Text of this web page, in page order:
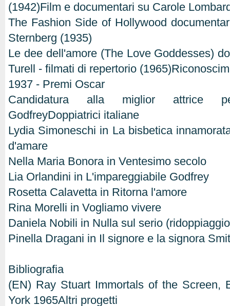
(1942)Film e documentari su Carole
The Fashion Side of Hollywood
Sternberg (1935)
Le dee dell'amore (The Love Goddesses)
Turell - filmati di repertorio
1937 - Premi Oscar
Candidatura alla miglior attrice
GodfreyDoppiatrici italiane
Lydia Simoneschi in La bisbetica
d'amare
Nella Maria Bonora in Ventesimo secolo
Lia Orlandini in L'impareggiabile Godfrey
Rosetta Calavetta in Ritorna l'amore
Rina Morelli in Vogliamo vivere
Daniela Nobili in Nulla sul serio
Pinella Dragani in Il signore e la signora
Bibliografia
(EN) Ray Stuart Immortals of the Screen,
York 1965Altri progetti